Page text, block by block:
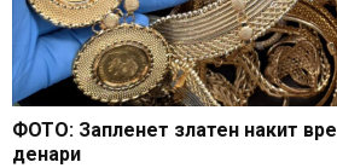
ФОТО: Запленет златен накит
денари